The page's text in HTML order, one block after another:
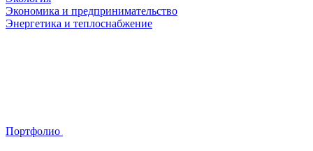
Экономика и предпринимательство
Энергетика и теплоснабжение
Портфолио